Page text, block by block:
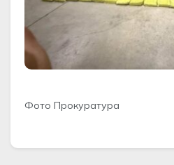
Фото Прокуратура